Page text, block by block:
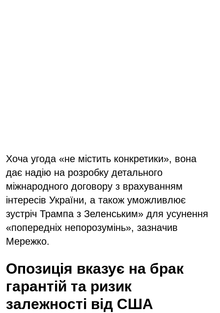
Хоча угода «не містить конкретики», вона
дає надію на розробку детального
міжнародного договору з врахуванням
інтересів України, а також уможливлює
зустріч Трампа з Зеленським» для усунення
«попередніх непорозумінь», зазначив
Мережко.
Опозиція вказує на брак
гарантій та ризик
залежності від США